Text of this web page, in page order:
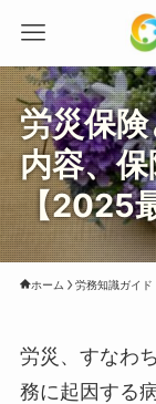
労災保
内容、
【2025
ホーム 労務知識ガイ
労災、すなわ
務に起因する